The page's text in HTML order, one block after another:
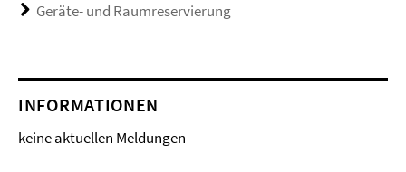
Geräte- und Raumreservierung
INFORMATIONEN
keine aktuellen Meldungen